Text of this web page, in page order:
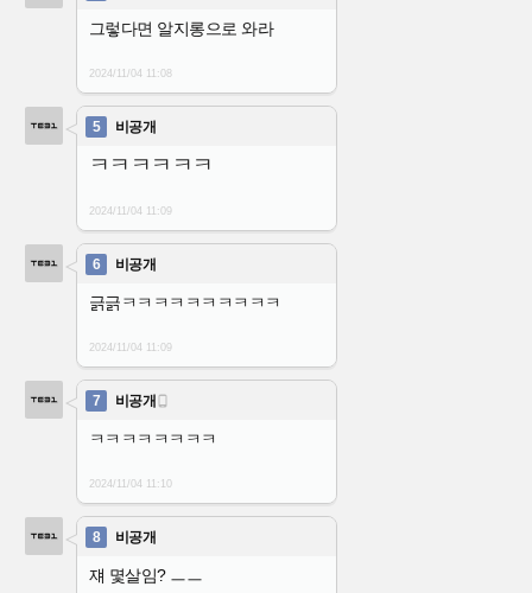
그렇다면 알지롱으로 와라
2024/11/04 11:08
5 비공개
ㅋㅋㅋㅋㅋㅋ
2024/11/04 11:09
6 비공개
긁긁ㅋㅋㅋㅋㅋㅋㅋㅋㅋㅋ
2024/11/04 11:09
7 비공개 
ㅋㅋㅋㅋㅋㅋㅋㅋ
2024/11/04 11:10
8 비공개
쟤 몇살임? ㅡㅡ